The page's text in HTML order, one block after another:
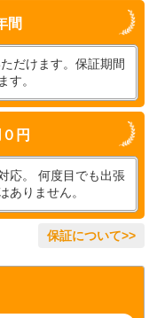
間
だけます。保証期間
す。
円
応。 何度目でも出張
ありません。
保証について>>